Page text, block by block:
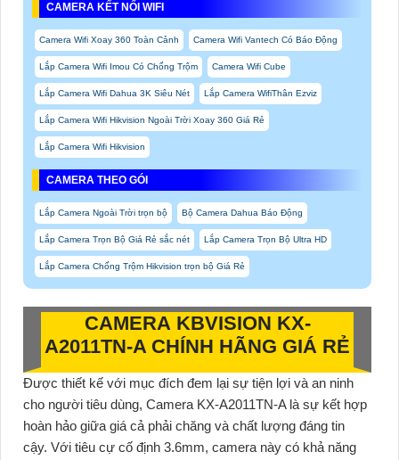
CAMERA KẾT NỐI WIFI
Camera Wifi Xoay 360 Toàn Cảnh Camera Wifi Vantech Có Báo Động
Lắp Camera Wifi Imou Có Chống Trộm Camera Wifi Cube
Lắp Camera Wifi Dahua 3K Siêu Nét Lắp Camera WifiThân Ezviz
Lắp Camera Wifi Hikvision Ngoài Trời Xoay 360 Giá Rẻ
Lắp Camera Wifi Hikvision
CAMERA THEO GÓI
Lắp Camera Ngoài Trời trọn bộ Bộ Camera Dahua Báo Động
Lắp Camera Trọn Bộ Giá Rẻ sắc nét Lắp Camera Trọn Bộ Ultra HD
Lắp Camera Chống Trộm Hikvision trọn bộ Giá Rẻ
CAMERAKBVISION KX-
A2011TN-A CHÍNH HÃNG GIÁ RẺ
Được thiết kế với mục đích đem lại sự tiện lợi và an ninh
cho người tiêu dùng, Camera KX-A2011TN-A là sự kết hợp
hoàn hảo giữa giá cả phải chăng và chất lượng đáng tin
cậy. Với tiêu cự cố định 3.6mm, camera này có khả năng